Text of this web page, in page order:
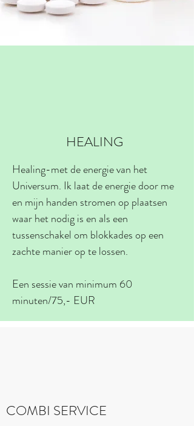
HEALING
Healing-met de energie van het
Universum. Ik laat de energie door me
en mijn handen stromen op plaatsen
waar het nodig is en als een
tussenschakel om blokkades op een
zachte manier op te lossen.
Een sessie van minimum 60
minuten/75,- EUR
COMBI SERVICE